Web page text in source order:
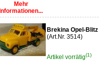
Mehr
Informationen...
Brekina Opel-
(Art.Nr. 3514)
Artikel vorrätig(1)